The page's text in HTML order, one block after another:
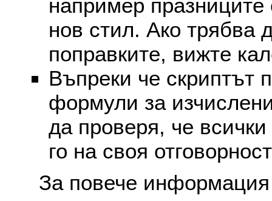
например празниците
нов стил. Ако трябва
поправките, вижте
Въпреки че скриптът
формули за
да проверя, че
го на своя
За повече информация